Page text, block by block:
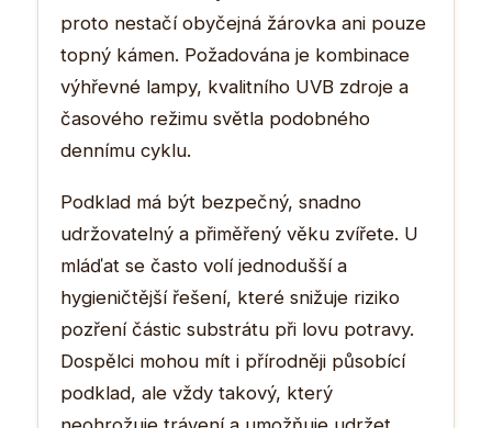
proto nestačí obyčejná žárovka ani pouze
topný kámen. Požadována je kombinace
výhřevné lampy, kvalitního UVB zdroje a
časového režimu světla podobného
dennímu cyklu.
Podklad má být bezpečný, snadno
udržovatelný a přiměřený věku zvířete. U
mláďat se často volí jednodušší a
hygieničtější řešení, které snižuje riziko
pozření částic substrátu při lovu potravy.
Dospělci mohou mít i přírodněji působící
podklad, ale vždy takový, který